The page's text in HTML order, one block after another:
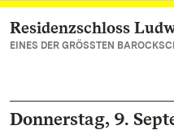
Zum Hauptinhalt
Residenzschloss
EINES DER GRÖSSTEN
Donnerstag, 9.